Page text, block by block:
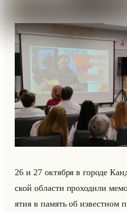
26 и 27 ок­тяб­ря в го­ро­де
ской об­ла­сти про­хо­ди­ли
ятия в па­мять об из­вест­ном